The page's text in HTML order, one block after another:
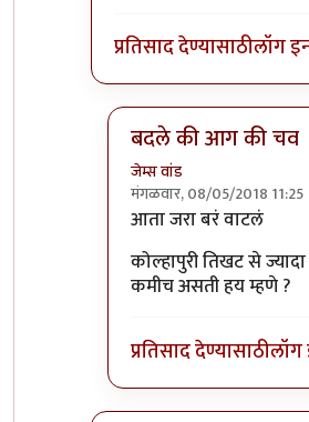
प्रतिसाद देण्यासाठीलॉग
बदले की आग की चव
जेम्स वांड
मंगळवार, 08/05/2018 11:25
In reply to1 नंबर
आता जरा बरं वाटलं
कोल्हापुरी तिखट से
कमीच असती हय म्हणे ?
प्रतिसाद देण्यासाठीलॉग